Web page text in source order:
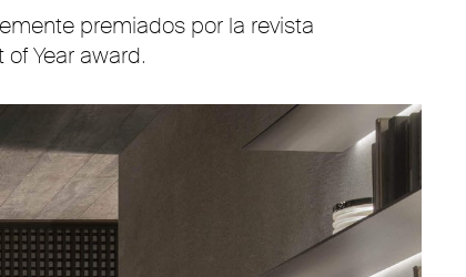
premiados por la revista
Year award.